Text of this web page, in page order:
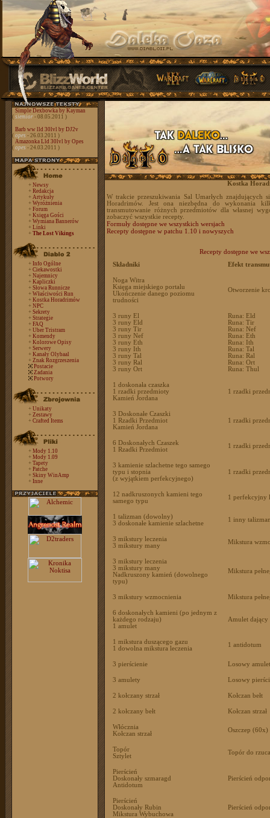
Simple Dexbowka by Kayman
( siemior - 08.05.2011 )
Barb ww lld 30lvl by DJ2v
( opes - 26.03.2011 )
Amazonka Lld 30lvl by Opes
( opes - 24.03.2011 )
+ Newsy
+ Redakcja
+ Artykuły
+ Wyróżnienia
+ Forum
+ Księga Gości
+ Wymiana Bannerów
+ Linki
+ The Lost Vikings
+ Info Ogólne
+ Ciekawostki
+ Najemnicy
+ Kapliczki
+ Słowa Runnicze
+ Właściwości Run
+ Kostka Horadrimów
+ NPC
+ Sekrety
+ Strategie
+ FAQ
+ Uber Tristram
+ Komendy
+ Kolorowe Opisy
+ Serwery
+ Kanały Olybaal
+ Znak Rozgrzeszenia
Postacie
Zadania
Potwory
+ Unikaty
+ Zestawy
+ Crafted Items
+ Mody 1.10
+ Mody 1.09
+ Tapety
+ Patche
+ Skiny WinAmp
+ Inne
Kostka
W trakcie przeszukiwania Sal Umarłych znajdujących
Horadrimów. Jest ona niezbędna do wykonania
transmutowanie różnych przedmiotów dla własnej
zobaczyć wszystkie recepty.
Formuły dostępne we wszystkich wersjach
Recepty dostępne w patchu 1.10 i nowyszych
Recepty dostępne we
Składniki Efekt
Noga Witra
Księga miejskiego portalu
Ukończenie danego poziomu
trudności
Otworzenie
3 runy El
3 runy Eld
3 runy Tir
3 runy Nef
3 runy Eth
3 runy Ith
3 runy Tal
3 runy Ral
3 runy Ort
Runa: Eld
Runa: Tir
Runa: Nef
Runa: Eth
Runa: Ith
Runa: Tal
Runa: Ral
Runa: Ort
Runa: Thul
1 doskonała czaszka
1 rzadki przedmioty
Kamień Jordana
1 rzadki
3 Doskonałe Czaszki
1 Rzadki Przedmiot
Kamień Jordana
1 rzadki
6 Doskonałych Czaszek
1 Rzadki Przedmiot
1 rzadki
3 kamienie szlachetne tego samego
typu i stopnia
(z wyjątkiem perfekcyjnego)
1 rzadki
12 nadkruszonych kamieni tego
samego typu
1 perfekcyjny
1 talizman (dowolny)
3 doskonałe kamienie szlachetne
1 inny
3 mikstury leczenia
3 mikstury many
Mikstura
3 mikstury leczenia
3 mikstury many
Nadkruszony kamień (dowolnego
typu)
Mikstura
3 mikstury wzmocnienia Mikstura
6 doskonałych kamieni (po jednym z
każdego rodzaju)
1 amulet
Amulet
1 mikstura duszącego gazu
1 dowolna mikstura leczenia
1 antidotum
3 pierścienie Losowy amulet
3 amulety Losowy
2 kołczany strzał Kołczan bełt
2 kołczany bełt Kołczan strzał
Włócznia
Kołczan strzał
Oszczep (60x)
Topór
Sztylet
Topór do
Pierścień
Doskonały szmaragd
Antidotum
Pierścień
Pierścień
Doskonały Rubin
Mikstura Wybuchowa
Pierścień